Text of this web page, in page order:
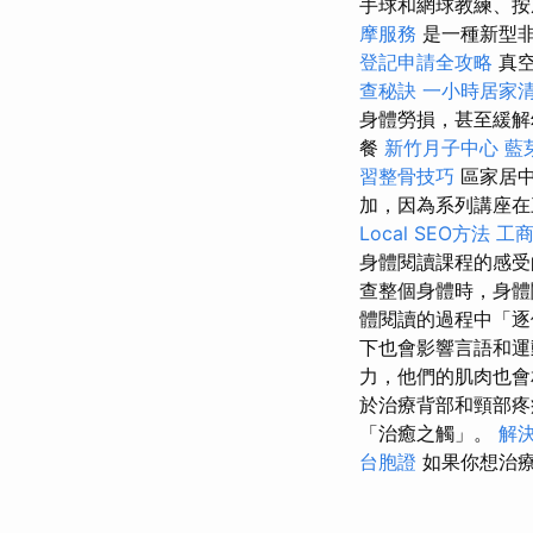
摩服務 是一種新型
登記申請全攻略 真
查秘訣 一小時居家
身體勞損，甚至緩
餐 新竹月子中心 藍
習整骨技巧 區家居
加，因為系列講座
Local SEO方法 工
身體閱讀課程的感
查整個身體時，身
體閱讀的過程中「
下也會影響言語和
力，他們的肌肉也
於治療背部和頸部
「治癒之觸」。 解
台胞證 如果你想治